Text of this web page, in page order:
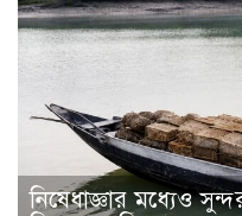
নিষেধাজ্ঞার মধ্যেও